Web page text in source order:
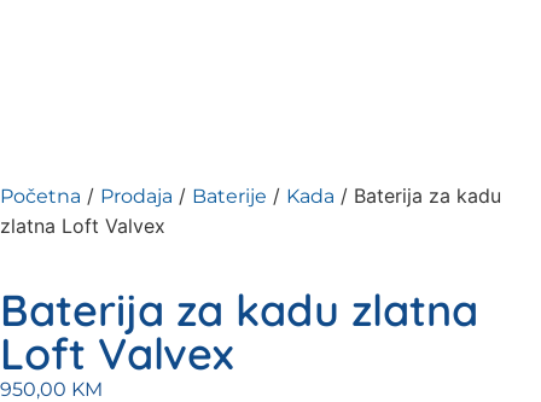
Početna / Prodaja / Baterije / Kada / Baterija za kadu
zlatna Loft Valvex
Baterija za kadu zlatna
Loft Valvex
950,00 KM